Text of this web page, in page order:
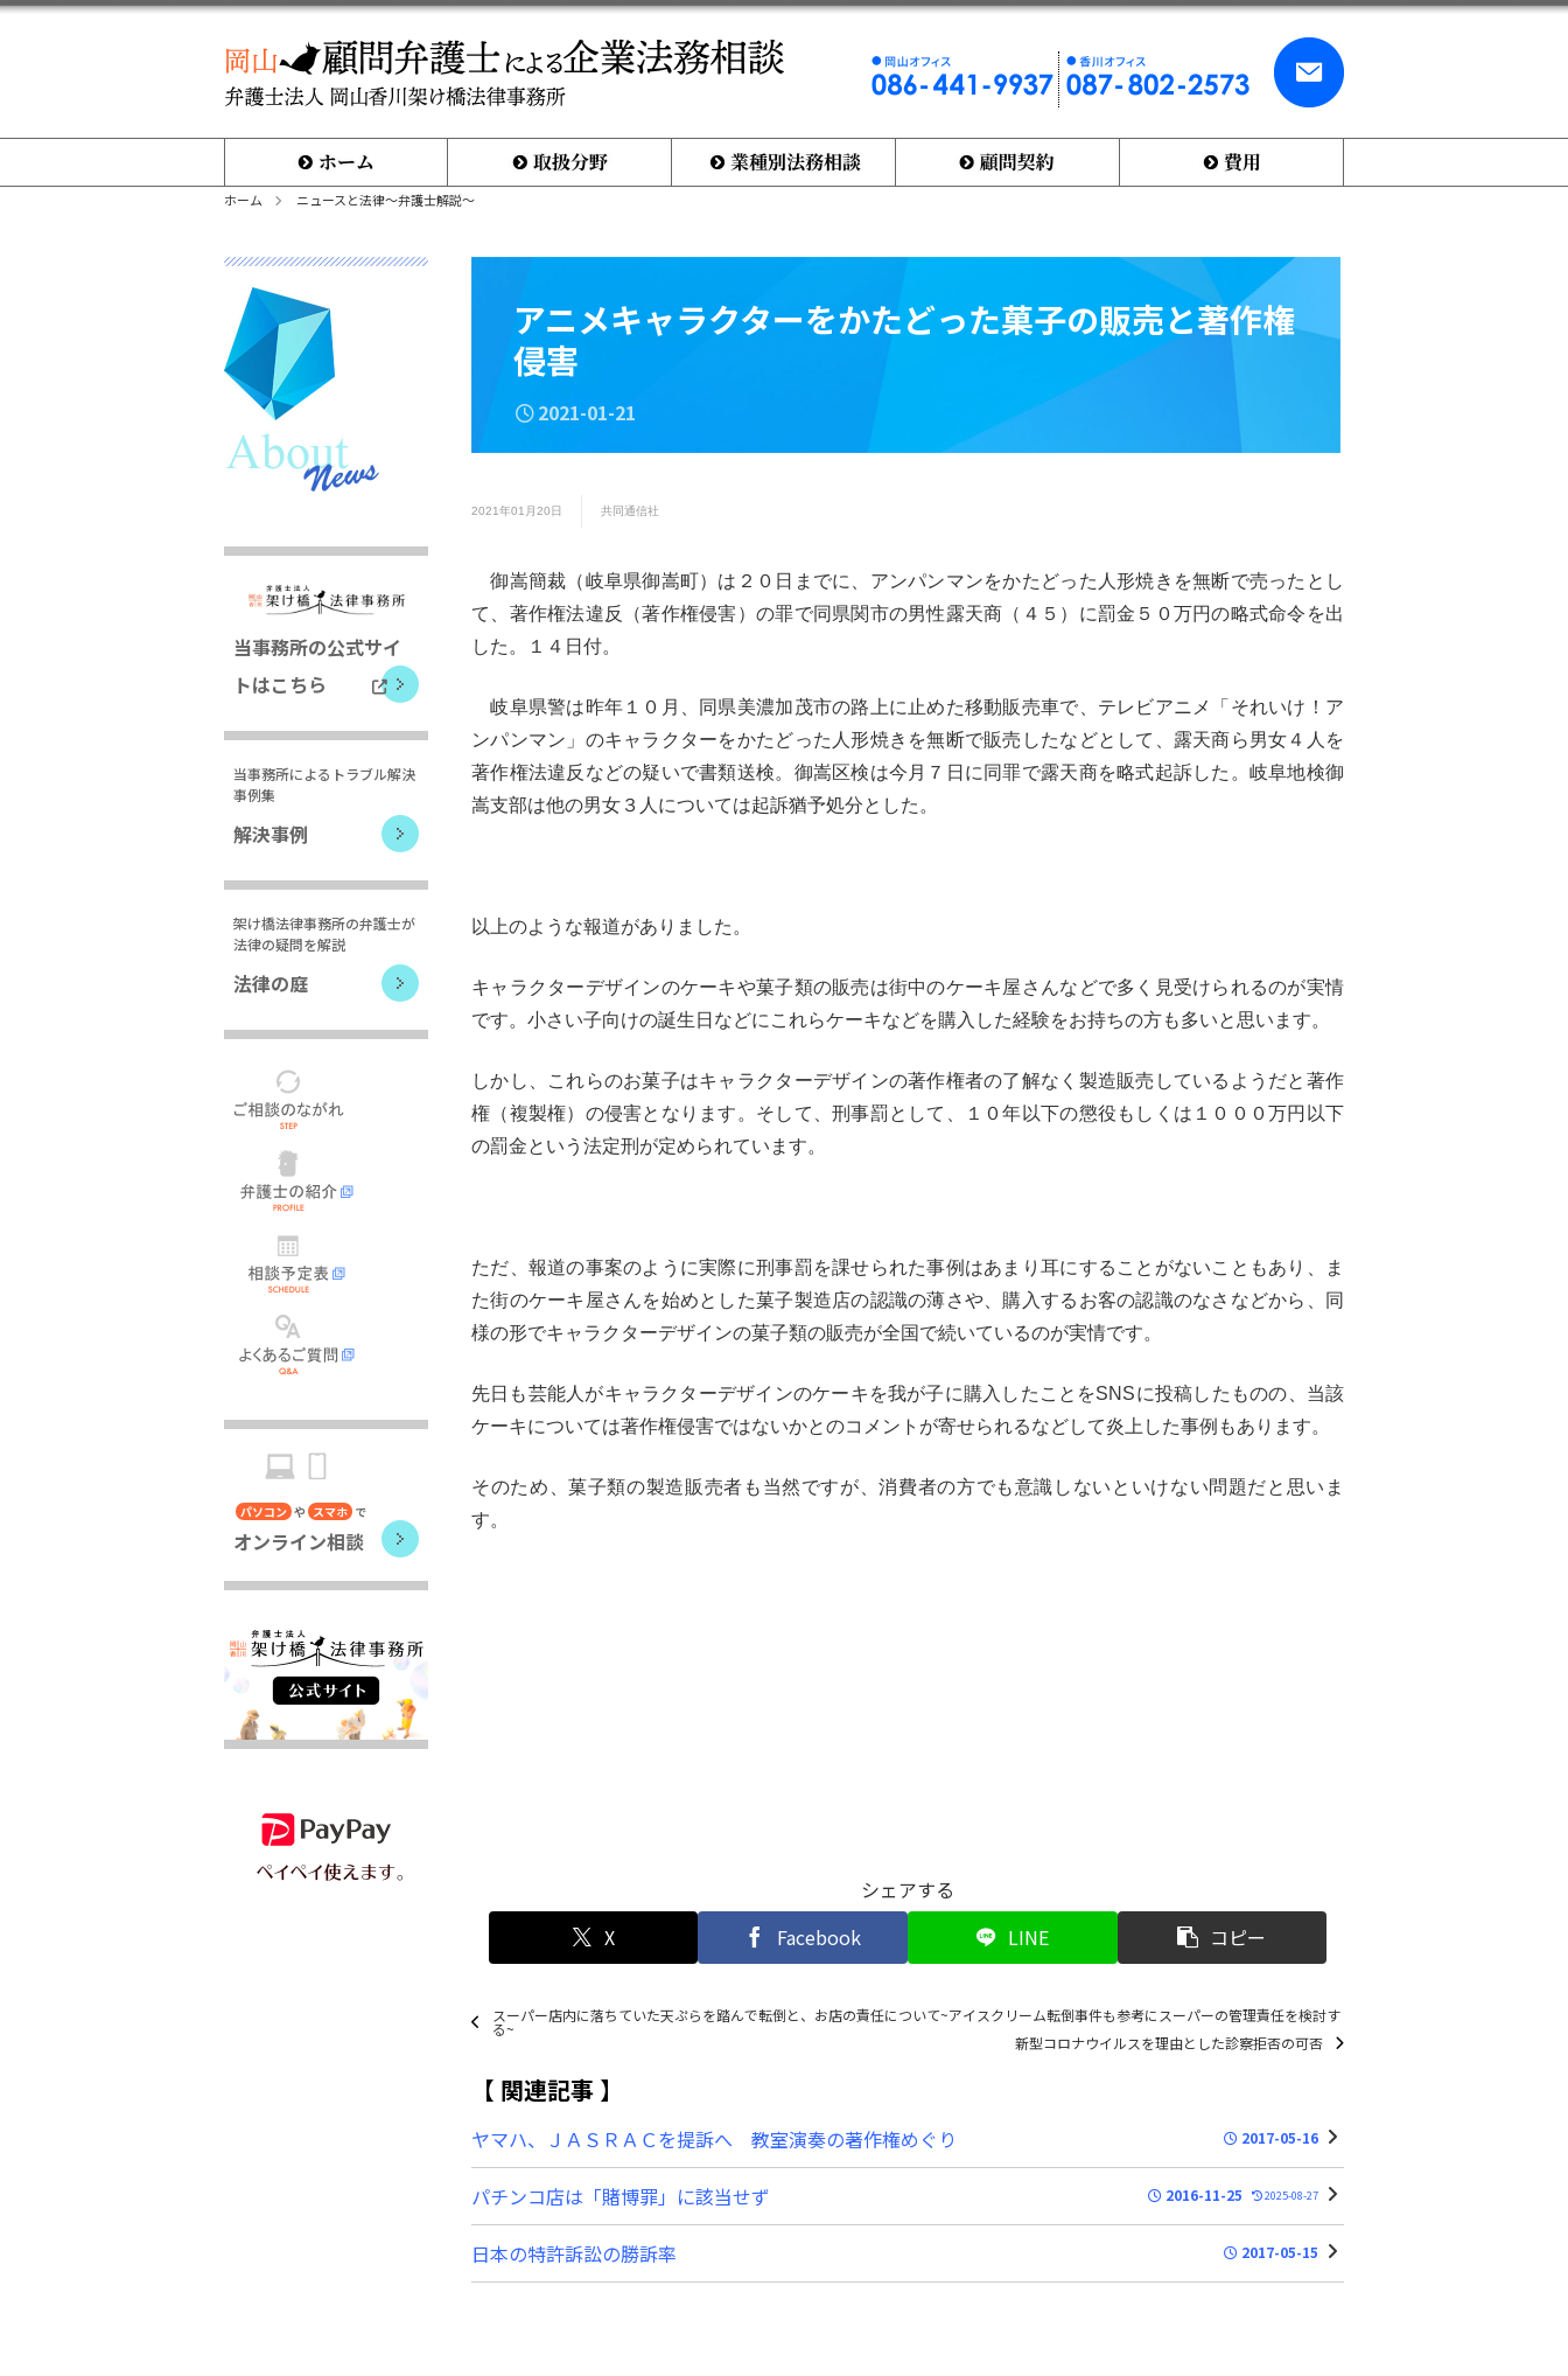
岡
フ
ス
-
1
-
香
フ
ス
-
2
-
5
お
問
い
合
・
取扱分野 業種別法務相談 顧問契約とは何か？
ホーム ニュースと法律～弁護士解説～
アニメキャラクターをかたどった菓子の販売と著作権
侵害
2021-01-21
2021年01月20日 共同通信社
御嵩簡裁（岐阜県御嵩町）は２０日までに、アンパンマンをかたどった人形焼きを無断で売ったとし
て、著作権法違反（著作権侵害）の罪で同県関市の男性露天商（４５）に罰金５０万円の略式命令を出
した。１４日付。
岐阜県警は昨年１０月、同県美濃加茂市の路上に止めた移動販売車で、テレビアニメ「それいけ！ア
ンパンマン」のキャラクターをかたどった人形焼きを無断で販売したなどとして、露天商ら男女４人を
著作権法違反などの疑いで書類送検。御嵩区検は今月７日に同罪で露天商を略式起訴した。岐阜地検御
嵩支部は他の男女３人については起訴猶予処分とした。
以上のような報道がありました。
キャラクターデザインのケーキや菓子類の販売は街中のケーキ屋さんなどで多く見受けられるのが実情
です。小さい子向けの誕生日などにこれらケーキなどを購入した経験をお持ちの方も多いと思います。
しかし、これらのお菓子はキャラクターデザインの著作権者の了解なく製造販売しているようだと著作
権（複製権）の侵害となります。そして、刑事罰として、１０年以下の懲役もしくは１０００万円以下
の罰金という法定刑が定められています。
ただ、報道の事案のように実際に刑事罰を課せられた事例はあまり耳にすることがないこともあり、ま
た街のケーキ屋さんを始めとした菓子製造店の認識の薄さや、購入するお客の認識のなさなどから、同
様の形でキャラクターデザインの菓子類の販売が全国で続いているのが実情です。
先日も芸能人がキャラクターデザインのケーキを我が子に購入したことをSNSに投稿したものの、当該
ケーキについては著作権侵害ではないかとのコメントが寄せられるなどして炎上した事例もあります。
そのため、菓子類の製造販売者も当然ですが、消費者の方でも意識しないといけない問題だと思いま
す。
シェアする
X
Facebook LINE コピー
スーパー店内に落ちていた天ぷらを踏んで転倒と、お店の責任について~アイスクリーム転倒事件も参考にスーパーの管理責任を検討す
る~
新型コロナウイルスを理由とした診察拒否の可否
関連記事
ヤマハ、ＪＡＳＲＡＣを提訴へ 教室演奏の著作権めぐり 2017-05-16
パチンコ店は「賭博罪」に該当せず 2016-11-25 2025-08-27
日本の特許訴訟の勝訴率 2017-05-15
当事務所の公式サイ
トはこちら
当事務所によるトラブル解決
事例集
解決事例
架け橋法律事務所の弁護士が
法律の疑問を解説
法律の庭
談
の
士
の
あ
る
問
パソコン や スマホ で
オンライン相談